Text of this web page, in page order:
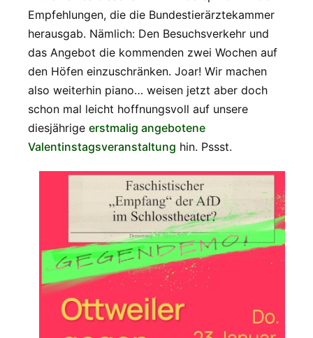
Empfehlungen, die die Bundestierärztekammer
herausgab. Nämlich: Den Besuchsverkehr und
das Angebot die kommenden zwei Wochen auf
den Höfen einzuschränken. Joar! Wir machen
also weiterhin piano… weisen jetzt aber doch
schon mal leicht hoffnungsvoll auf unsere
diesjährige erstmalig angebotene
Valentinstagsveranstaltung hin. Pssst.